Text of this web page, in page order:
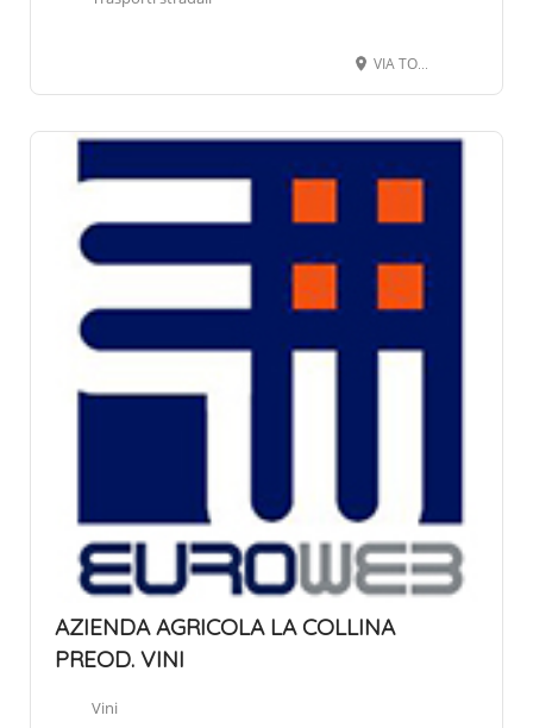
VIA TORINO 97, 12063 DOGLIANI CN
AZIENDA AGRICOLA LA COLLINA
PREOD. VINI
Vini